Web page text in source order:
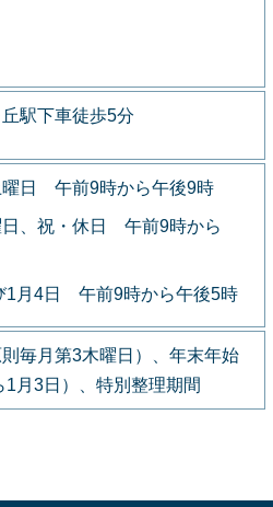
駅下車徒歩5分
曜日 午前9時から午後9時
日、祝・休日 午前9時から
1月4日 午前9時から午後5時
毎月第3木曜日）、年末年始
1月3日）、特別整理期間